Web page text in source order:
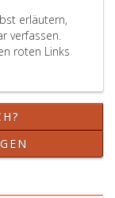
erläutern,
verfassen.
roten Links